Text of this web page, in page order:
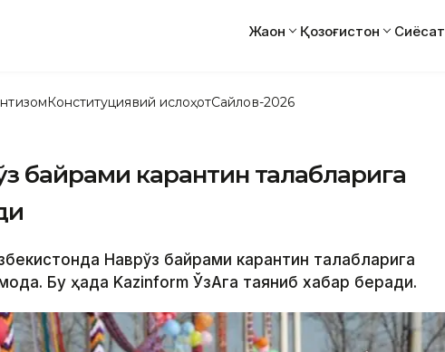
Жаҳон Қозоғистон Сиёсат
Конституциявий ислоҳотСайлов-2026
байрами карантин талабларига
Наврўз байрами карантин талабларига
Бу ҳақда Kazinform ЎзАга таяниб хабар беради.